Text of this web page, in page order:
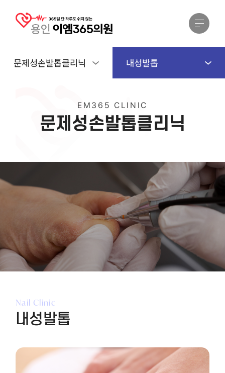
문제성손발톱클리닉 내성발톱
EM365 CLINIC
문제 성손발톱클리 닉
Nail Clinic
내성발톱